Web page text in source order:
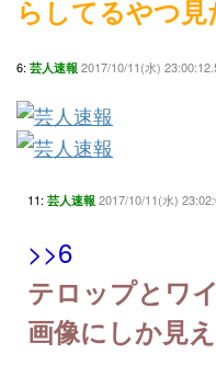
らしてるやつ
6: 芸人速報 2017/10/11(水)
11: 芸人速報 2017/10/11(水)
>>6
テロップとワ
画像にしか見